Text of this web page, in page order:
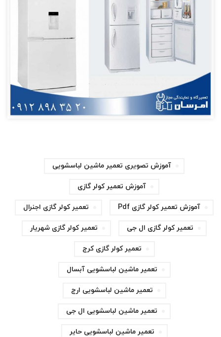
آموزش تصویری تعمیر ماشین لباسشویی
آموزش تعمیر کولر گازی
آموزش تعمیر کولر گازی Pdf تعمیر کولر گازی اجنرال
تعمیر کولر گازی ال جی تعمیر کولر گازی شهریار
تعمیر کولر گازی کرج
تعمیر ماشین لباسشویی آبسال
تعمیر ماشین لباسشویی ارج
تعمیر ماشین لباسشویی ال جی
تعمیر ماشین لباسشویی حایر